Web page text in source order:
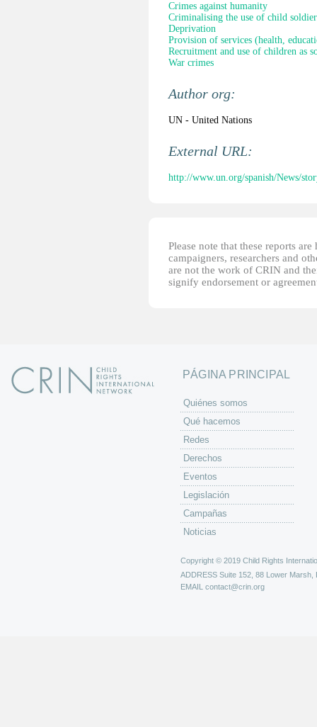
Crimes against humanity
Criminalising the use of child
Deprivation
Provision of services (health,
Recruitment and use of children as
War crimes
Author org:
UN - United Nations
External URL:
http://www.un.org/spanish/News/
Please note that these reports
campaigners, researchers and
are not the work of CRIN and
signify endorsement or
PÁGINA PRINCIPAL
Quiénes somos
Qué hacemos
Redes
Derechos
Eventos
Legislación
Campañas
Noticias
Copyright © 2019 Child Rights
ADDRESS Suite 152, 88 Lower Marsh,
EMAIL contact@crin.org